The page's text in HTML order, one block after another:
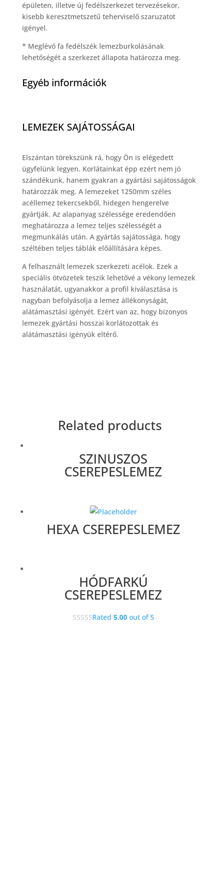
épületen, illetve új fedélszerkezet tervezésekor,
kisebb keresztmetszetű teherviselő szaruzatot
igényel.
* Meglévő fa fedélszék lemezburkolásának
lehetőségét a szerkezet állapota határozza meg.
Egyéb információk
LEMEZEK SAJÁTOSSÁGAI
Elszántan törekszünk rá, hogy Ön is elégedett
ügyfelünk legyen. Korlátainkat épp ezért nem jó
szándékunk, hanem gyakran a gyártási sajátosságok
határozzák meg. A lemezeket 1250mm széles
acéllemez tekercsekből, hidegen hengerelve
gyártják. Az alapanyag szélessége eredendően
meghatározza a lemez teljes szélességét a
megmunkálás után. A gyártás sajátossága, hogy
széltében teljes táblák előállítására képes.
A felhasznált lemezek szerkezeti acélok. Ezek a
speciális ötvözetek teszik lehetővé a vékony lemezek
használatát, ugyanakkor a profil kiválasztása is
nagyban befolyásolja a lemez állékonyságát,
alátámasztási igényét. Ezért van az, hogy bizonyos
lemezek gyártási hosszai korlátozottak és
alátámasztási igényük eltérő.
Related products
SZINUSZOS
CSEREPESLEMEZ
HEXA CSEREPESLEMEZ
HÓDFARKÚ
CSEREPESLEMEZ
Rated 5.00out of 5